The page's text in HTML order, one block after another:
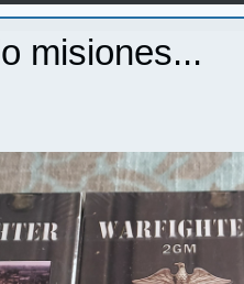
misiones...